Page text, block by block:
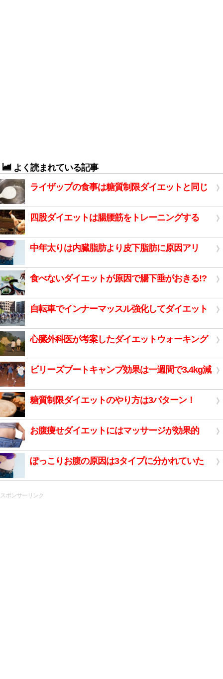
よく読まれている記事
ライザップの食事は糖質制限ダイエットと同じ
四股ダイエットは腸腰筋をトレーニングする
中年太りは内臓脂肪より皮下脂肪に原因アリ
食べないダイエットが原因で腸下垂がおきる!?
自転車でインナーマッスル強化してダイエット
心臓外科医が考案したダイエットウォーキング
ビリーズブートキャンプ効果は一週間で3.4kg減
糖質制限ダイエットのやり方は3パターン！
お腹痩せダイエットにはマッサージが効果的
ぽっこりお腹の原因は3タイプに分かれていた
スポンサーリンク